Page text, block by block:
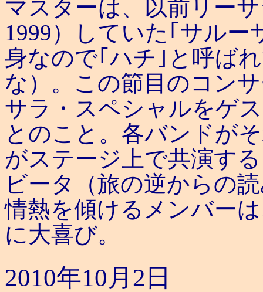
マスターは、以前リー
1999）していた｢サルー
身なので｢ハチ｣と呼ば
な）。この節目のコン
サラ・スペシャルをゲ
とのこと。各バンドが
がステージ上で共演す
ビータ（旅の逆からの
情熱を傾けるメンバー
に大喜び。
2010年10月2日